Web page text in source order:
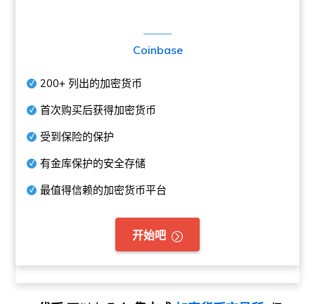
Coinbase
200+ 列出的加密货币
首次购买后获得加密货币
受到保险的保护
有金库保护的安全存储
最值得信赖的加密货币平台
开始吧